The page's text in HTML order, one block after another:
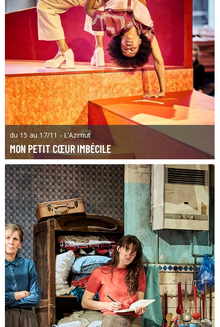
du 15 au 17/11 - L’Azimut
MON PETIT CŒUR IMBÉCILE